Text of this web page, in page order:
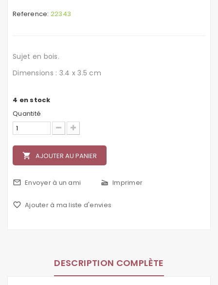
Reference: 22343
Sujet en bois.
Dimensions : 3.4 x 3.5 cm
4 en stock
Quantité
local_grocery_store AJOUTER AU PANIER
mail_outline Envoyer à un ami scanner Imprimer
favorite_border Ajouter à ma liste d'envies
DESCRIPTION COMPLÈTE